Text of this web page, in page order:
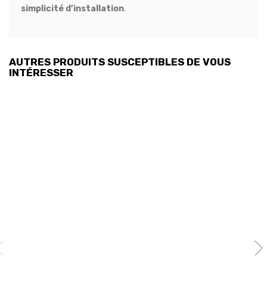
simplicité d’installation.
AUTRES PRODUITS SUSCEPTIBLES DE VOUS
INTÉRESSER